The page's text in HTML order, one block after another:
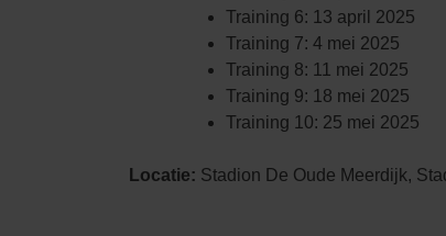
Training 6: 13 april 2025
Training 7: 4 mei 2025
Training 8: 11 mei 2025
Training 9: 18 mei 2025
Training 10: 25 mei 2025
Locatie: Stadion De Oude Meerdijk,